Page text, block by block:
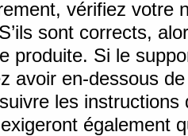
vérifiez votre
sont corrects,
produite. Si le
avoir en-dessous
les
également